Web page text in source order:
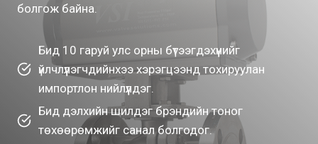
болгож байна.
Бид 10 гаруй улс орны бүтээгдэхүүнийг
үйлчлүүлэгчдийнхээ хэрэгцээнд тохируулан
импортлон нийлүүлдэг.
Бид дэлхийн шилдэг брэндийн тоног
төхөөрөмжийг санал болгодог.